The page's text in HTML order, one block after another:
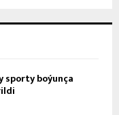
sporty boýunça